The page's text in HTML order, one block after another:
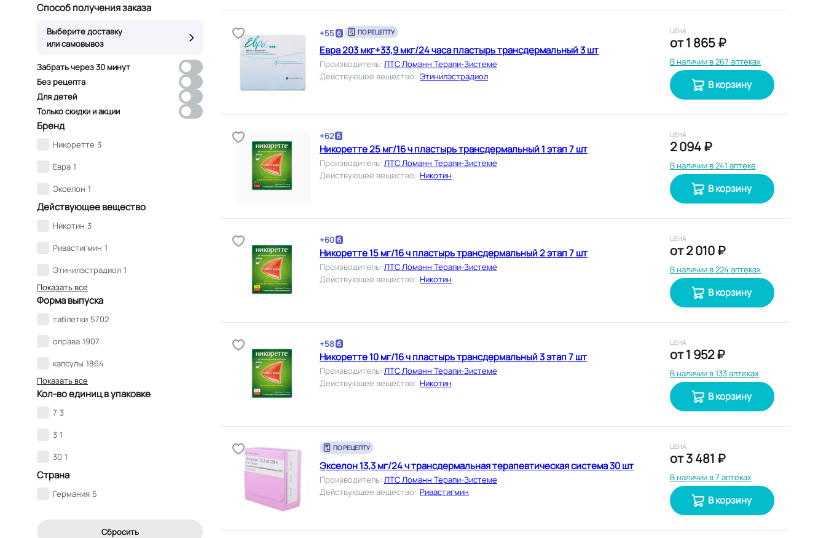
Способ получения заказа
Выберите доставку
или самовывоз
Забрать через 30 минут
Без рецепта
Для детей
Только скидки и акции
Бренд
Никоретте 3
Евра 1
Экселон 1
Действующее вещество
Никотин 3
Ривастигмин 1
Этинилэстрадиол 1
Показать все
Форма выпуска
таблетки 5702
оправа 1907
капсулы 1864
Показать все
Кол-во единиц в упаковке
7 3
3 1
30 1
Страна
Германия 5
Сбросить
+55 ПО РЕЦЕПТУ
Евра 203 мкг+33,9 мкг/24 часа пластырь трансдермальный 3 шт
Производитель: ЛТС Ломанн Терапи-Зистеме
Действующее вещество: Этинилэстрадиол
ЦЕНА
от1 865 ₽
В наличии в 267 аптеках
В корзину
+62
Никоретте 25 мг/16 ч пластырь трансдермальный 1 этап 7 шт
Производитель: ЛТС Ломанн Терапи-Зистеме
Действующее вещество: Никотин
ЦЕНА
2 094 ₽
В наличии в 241 аптеке
В корзину
+60
Никоретте 15 мг/16 ч пластырь трансдермальный 2 этап 7 шт
Производитель: ЛТС Ломанн Терапи-Зистеме
Действующее вещество: Никотин
ЦЕНА
от2 010 ₽
В наличии в 224 аптеках
В корзину
+58
Никоретте 10 мг/16 ч пластырь трансдермальный 3 этап 7 шт
Производитель: ЛТС Ломанн Терапи-Зистеме
Действующее вещество: Никотин
ЦЕНА
от1 952 ₽
В наличии в 133 аптеках
В корзину
ПО РЕЦЕПТУ
Экселон 13,3 мг/24 ч трансдермальная терапевтическая система 30 шт
Производитель: ЛТС Ломанн Терапи-Зистеме
Действующее вещество: Ривастигмин
ЦЕНА
от3 481 ₽
В наличии в 7 аптеках
В корзину